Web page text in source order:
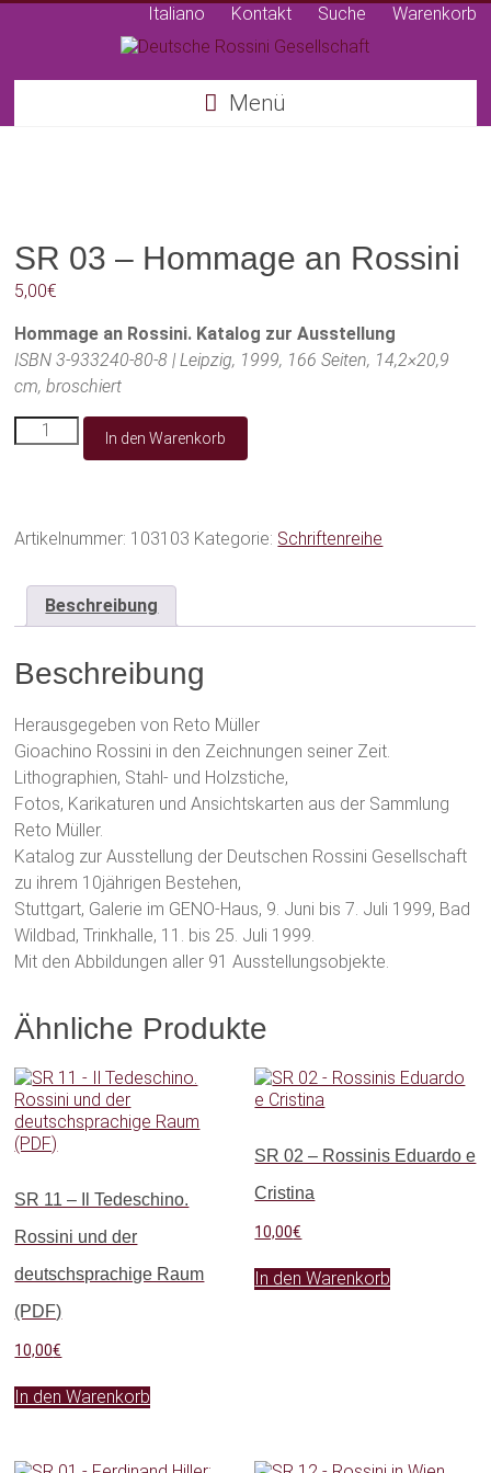
Italiano Kontakt Suche Warenkorb
Deutsche
Rossini
Menü
SR 03 – Hommage an Rossini
5,00€
Hommage an Rossini. Katalog zur Ausstellung
ISBN 3-933240-80-8 | Leipzig, 1999, 166 Seiten, 14,2×20,9
cm, broschiert
SR
03
Rossini
In den Warenkorb
Artikelnummer: 103103 Kategorie: Schriftenreihe
Beschreibung
Beschreibung
Herausgegeben von Reto Müller
Gioachino Rossini in den Zeichnungen seiner Zeit.
Lithographien, Stahl- und Holzstiche,
Fotos, Karikaturen und Ansichtskarten aus der Sammlung
Reto Müller.
Katalog zur Ausstellung der Deutschen Rossini Gesellschaft
zu ihrem 10jährigen Bestehen,
Stuttgart, Galerie im GENO-Haus, 9. Juni bis 7. Juli 1999, Bad
Wildbad, Trinkhalle, 11. bis 25. Juli 1999.
Mit den Abbildungen aller 91 Ausstellungsobjekte.
Ähnliche Produkte
SR 11 – Il Tedeschino.
Rossini und der
deutschsprachige Raum
(PDF)
10,00€
In den Warenkorb
SR 02 – Rossinis Eduardo e
Cristina
10,00€
In den Warenkorb